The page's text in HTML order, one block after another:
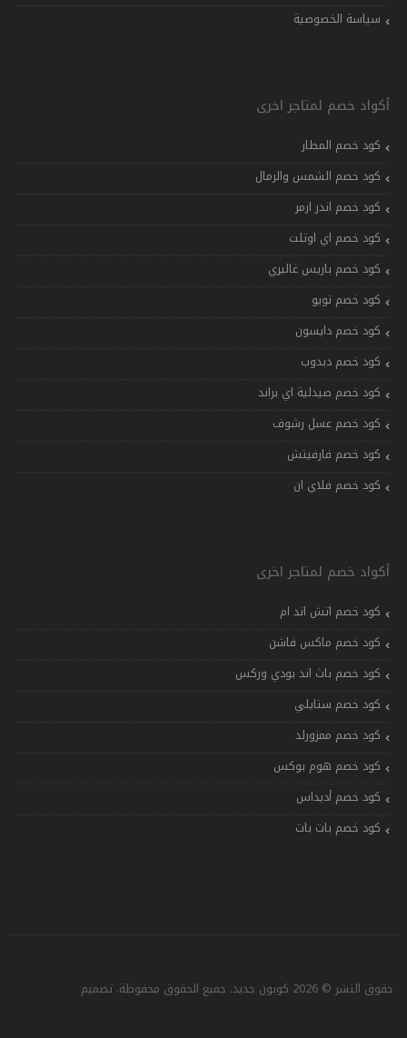
سياسة الخصوصية
أكواد خصم لمتاجر اخرى
كود خصم المطار
كود خصم الشمس والرمال
كود خصم اندر ارمر
كود خصم اي اوتلت
كود خصم باريس غاليري
كود خصم تويو
كود خصم دايسون
كود خصم دبدوب
كود خصم صيدلية اي براند
كود خصم عسل رشوف
كود خصم فارفيتش
كود خصم فلاي ان
أكواد خصم لمتاجر اخرى
كود خصم اتش اند ام
كود خصم ماكس فاشن
كود خصم باث اند بودي وركس
كود خصم ستايلي
كود خصم ممزورلد
كود خصم هوم بوكس
كود خصم أديداس
كود خصم بات بات
حقوق النشر © 2026 كوبون جديد. جميع الحقوق محفوظة. تصميم